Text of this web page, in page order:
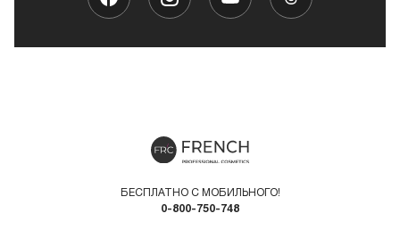
БЕСПЛАТНО С МОБИЛЬНОГО!
0-800-750-748